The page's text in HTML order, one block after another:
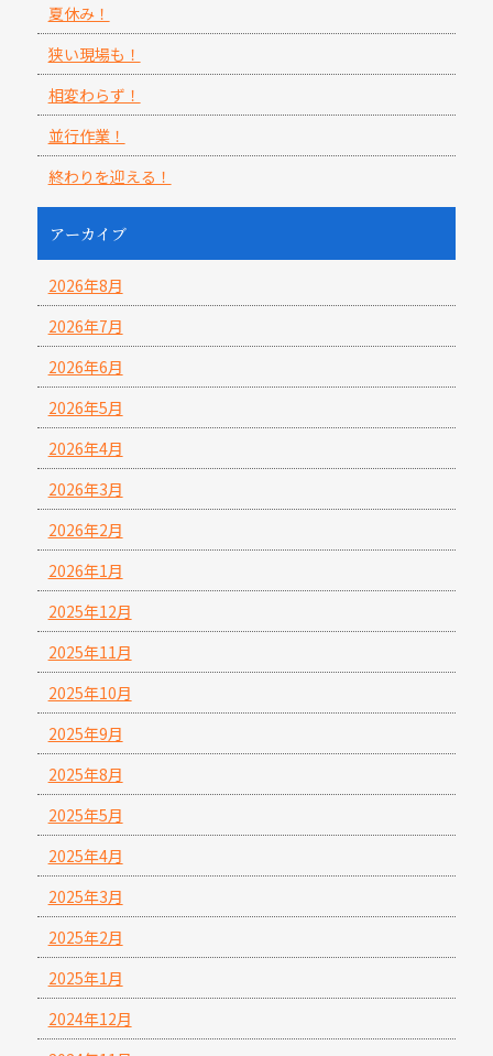
夏休み！
狭い現場も！
相変わらず！
並行作業！
終わりを迎える！
アーカイブ
2026年8月
2026年7月
2026年6月
2026年5月
2026年4月
2026年3月
2026年2月
2026年1月
2025年12月
2025年11月
2025年10月
2025年9月
2025年8月
2025年5月
2025年4月
2025年3月
2025年2月
2025年1月
2024年12月